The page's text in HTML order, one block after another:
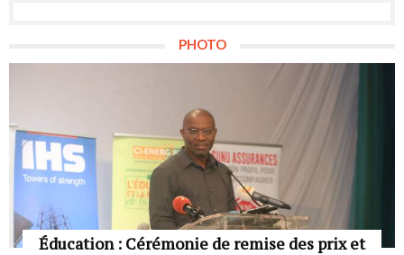
PHOTO
Éducation : Cérémonie de remise des prix et